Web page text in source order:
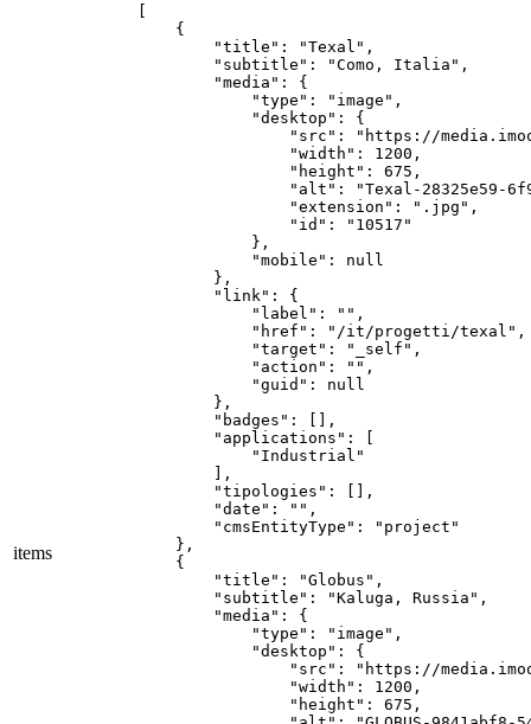
items
    {
        "title": "Texal",
        "subtitle": "Como, Italia",
        "media": {
            "type": "image",
            "desktop": {
"src": "https://
                "width": 1200,
                "height": 675,
"alt": "Texal-28325e59-
                "extension": ".jpg",
                "id": "10517"
            },
            "mobile": null
        },
        "link": {
            "label": "",
            "href": "/it/progetti/texal",
            "target": "_self",
            "action": "",
            "guid": null
        },
        "badges": [],
        "applications": [
            "Industrial"
        ],
        "tipologies": [],
        "date": "",
        "cmsEntityType": "project"
    },
    {
        "title": "Globus",
        "subtitle": "Kaluga, Russia",
        "media": {
            "type": "image",
            "desktop": {
"src": "https://
                "width": 1200,
                "height": 675,